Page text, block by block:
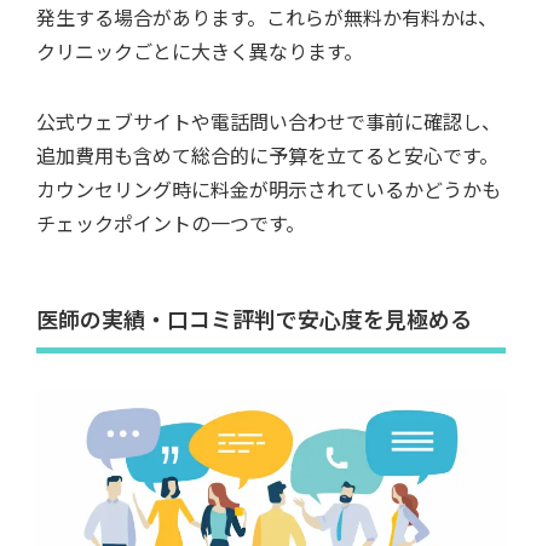
発生する場合があります。これらが無料か有料かは、
クリニックごとに大きく異なります。
公式ウェブサイトや電話問い合わせで事前に確認し、
追加費用も含めて総合的に予算を立てると安心です。
カウンセリング時に料金が明示されているかどうかも
チェックポイントの一つです。
医師の実績・口コミ評判で安心度を見極める